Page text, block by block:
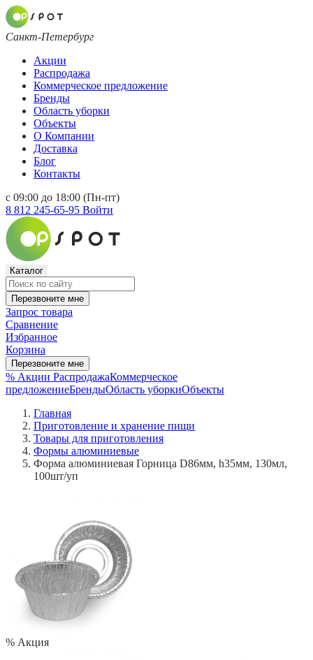
Санкт-Петербург
Акции
Распродажа
Коммерческое предложение
Бренды
Область уборки
Объекты
О Компании
Доставка
Блог
Контакты
с 09:00 до 18:00 (Пн-пт)
8 812 245-65-95 Войти
Каталог
Перезвоните мне
Запрос товара
Сравнение
Избранное
Корзина
Перезвоните мне
% Акции РаспродажаКоммерческое
предложениеБрендыОбласть уборкиОбъекты
Главная
Приготовление и хранение пищи
Товары для приготовления
Формы алюминиевые
Форма алюминиевая Горница D86мм, h35мм, 130мл,
100шт/уп
% Акция